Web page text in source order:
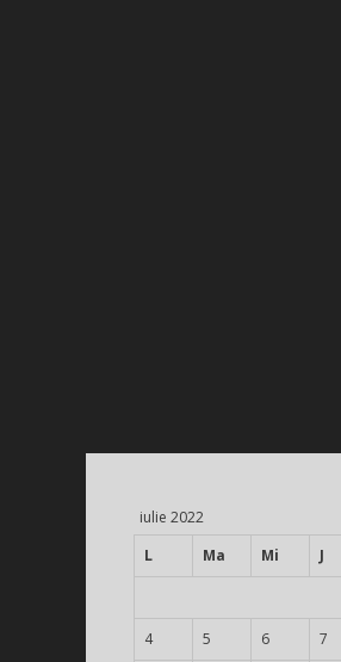
iulie 2022
L
Ma Mi J
4 5 6 7